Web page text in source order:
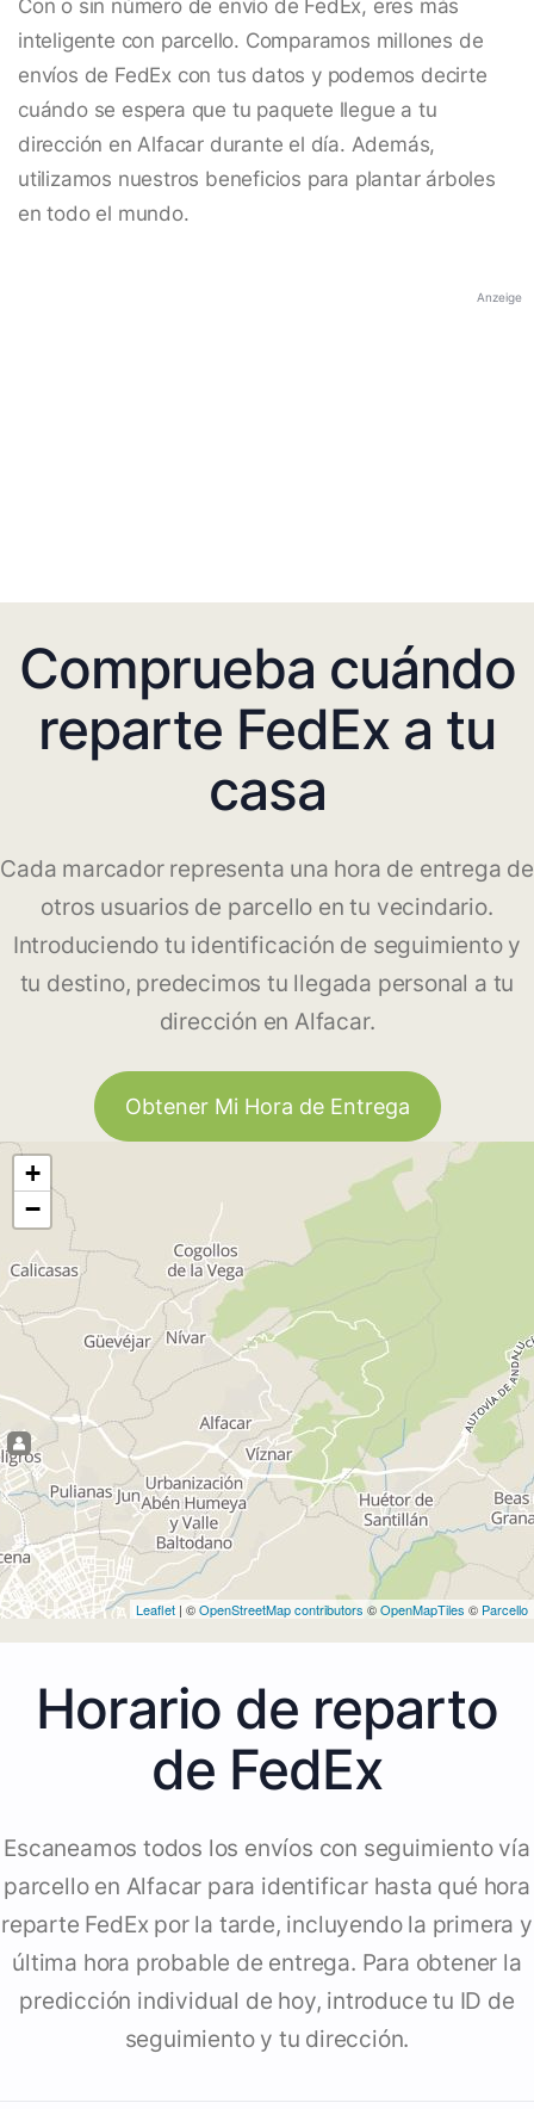
Con o sin número de envío de FedEx, eres más
inteligente con parcello. Comparamos millones de
envíos de FedEx con tus datos y podemos decirte
cuándo se espera que tu paquete llegue a tu
dirección en Alfacar durante el día. Además,
utilizamos nuestros beneficios para plantar árboles
en todo el mundo.
Anzeige
Comprueba cuándo
reparte FedEx a tu
casa
Cada marcador representa una hora de entrega de
otros usuarios de parcello en tu vecindario.
Introduciendo tu identificación de seguimiento y
tu destino, predecimos tu llegada personal a tu
dirección en Alfacar.
Obtener Mi Hora de Entrega
+
−
Leaflet | ©OpenStreetMap contributors ©OpenMapTiles © Parcello
Horario de reparto
de FedEx
Escaneamos todos los envíos con seguimiento vía
parcello en Alfacar para identificar hasta qué hora
reparte FedEx por la tarde, incluyendo la primera y
última hora probable de entrega. Para obtener la
predicción individual de hoy, introduce tu ID de
seguimiento y tu dirección.